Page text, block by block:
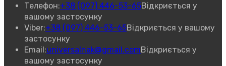
Телефон:+38 (097) 446-53-65Відкриється у
вашому застосунку
Viber:+38 (097) 446-53-65Відкриється у вашому
застосунку
Email:universalnak@gmail.comВідкриється у
вашому застосунку